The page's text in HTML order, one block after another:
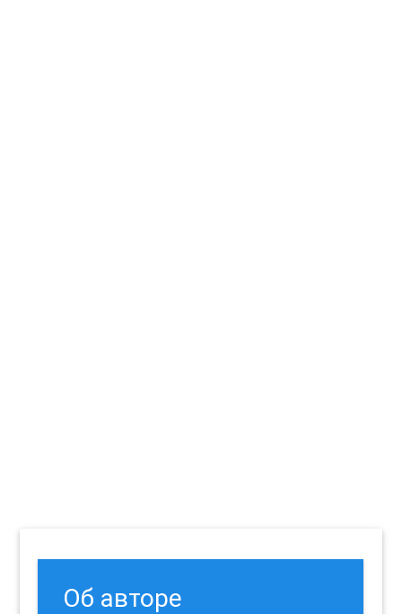
Об авторе